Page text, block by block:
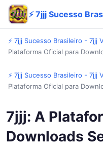
⚡ 7jjj Sucesso Brasileiro - 7jjj
Plataforma Oficial para
⚡ 7jjj Sucesso Brasileiro - 7jjj
Plataforma Oficial para
7jjj: A
Downloads